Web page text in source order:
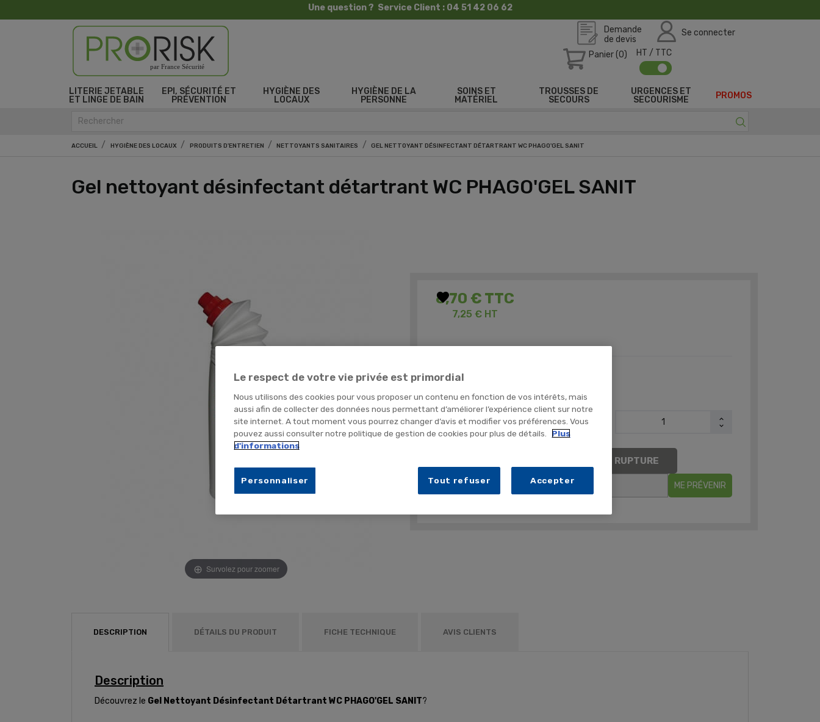
Une question ? Service Client : 04 51 42 06 62
par France Sécurité
Demande
de devis
Se connecter
Panier (0) HT / TTC
LITERIE JETABLE
ET LINGE DE BAIN
EPI, SÉCURITÉ ET
PRÉVENTION
HYGIÈNE DES
LOCAUX
HYGIÈNE DE LA
PERSONNE
SOINS ET
MATÉRIEL
TROUSSES DE
SECOURS
URGENCES ET
SECOURISME
PROMOS
ACCUEIL HYGIÈNE DES LOCAUX PRODUITS D'ENTRETIEN NETTOYANTS SANITAIRES GEL NETTOYANT DÉSINFECTANT DÉTARTRANT WC PHAGO'GEL SANIT
Gel nettoyant désinfectant détartrant WC PHAGO'GEL SANIT
Survolez pour zoomer
8,70 € TTC
7,25 € HT
favorite
Activité bactéricide selon EN 1276
Quantité
TEMPORAIREMENT EN RUPTURE
ME PRÉVENIR
DESCRIPTION DÉTAILS DU PRODUIT FICHE TECHNIQUE AVIS CLIENTS
Description
Découvrez le Gel Nettoyant Désinfectant Détartrant WC PHAGO'GEL SANIT?
Le respect de votre vie privée est primordial
Nous utilisons des cookies pour vous proposer un contenu en fonction de vos intérêts, mais
aussi afin de collecter des données nous permettant d’améliorer l’expérience client sur notre
site internet. A tout moment vous pourrez changer d’avis et modifier vos préférences. Vous
pouvez aussi consulter notre politique de gestion de cookies pour plus de détails.
Plus
d'informations
Personnaliser Tout refuser Accepter